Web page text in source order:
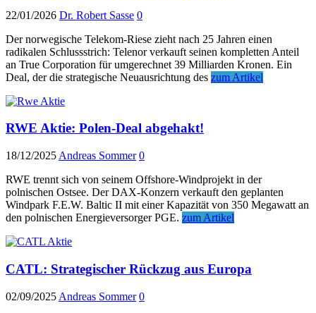
22/01/2026 Dr. Robert Sasse 0
Der norwegische Telekom-Riese zieht nach 25 Jahren einen
radikalen Schlussstrich: Telenor verkauft seinen kompletten Anteil
an True Corporation für umgerechnet 39 Milliarden Kronen. Ein
Deal, der die strategische Neuausrichtung des zum Artikel
RWE Aktie: Polen-Deal abgehakt!
18/12/2025 Andreas Sommer 0
RWE trennt sich von seinem Offshore-Windprojekt in der
polnischen Ostsee. Der DAX-Konzern verkauft den geplanten
Windpark F.E.W. Baltic II mit einer Kapazität von 350 Megawatt an
den polnischen Energieversorger PGE. zum Artikel
CATL: Strategischer Rückzug aus Europa
02/09/2025 Andreas Sommer 0